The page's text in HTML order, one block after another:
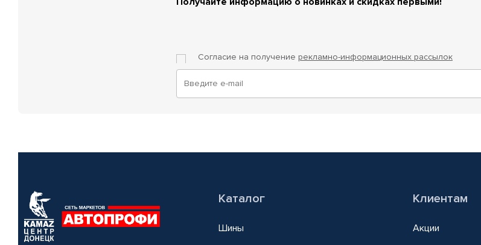
Согласие на получение рекламно-информационных рассылок
Каталог
Шины
Клиентам
Акции